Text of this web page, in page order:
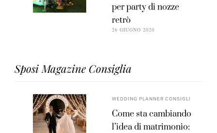
per party di nozze
retrò
26 GIUGNO 2020
Sposi Magazine Consiglia
WEDDING PLANNER CONSIGLI
Come sta cambiando
l’idea di matrimonio: